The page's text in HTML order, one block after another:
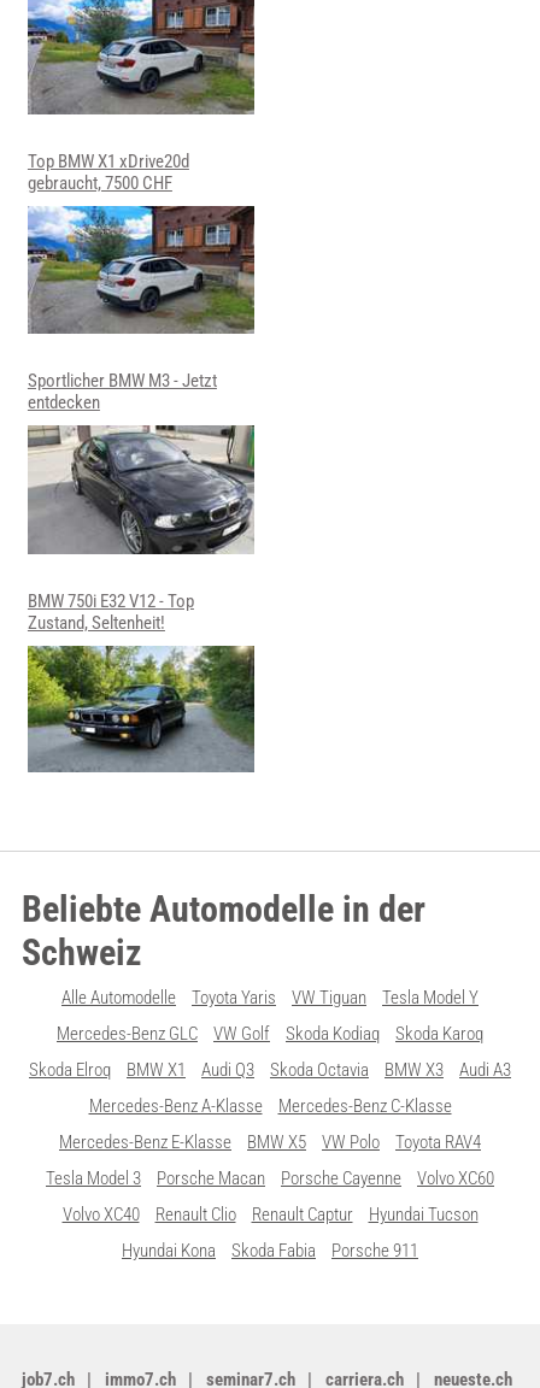
Top BMW X1 xDrive20d
gebraucht, 7500 CHF
Sportlicher BMW M3 - Jetzt
entdecken
BMW 750i E32 V12 - Top
Zustand, Seltenheit!
Beliebte Automodelle in der
Schweiz
Alle Automodelle Toyota Yaris VW Tiguan
Tesla Model Y
Mercedes-Benz GLC
VW Golf Skoda Kodiaq
Skoda Karoq
Skoda Elroq
BMW X1 Audi Q3 Skoda Octavia BMW X3
Audi A3
Mercedes-Benz A-Klasse
Mercedes-Benz C-Klasse
Mercedes-Benz E-Klasse
BMW X5 VW Polo
Toyota RAV4
Tesla Model 3
Porsche Macan Porsche Cayenne
Volvo XC60
Volvo XC40
Renault Clio Renault Captur
Hyundai Tucson
Hyundai Kona
Skoda Fabia Porsche 911
job7.ch immo7.ch seminar7.ch carriera.ch neueste.ch